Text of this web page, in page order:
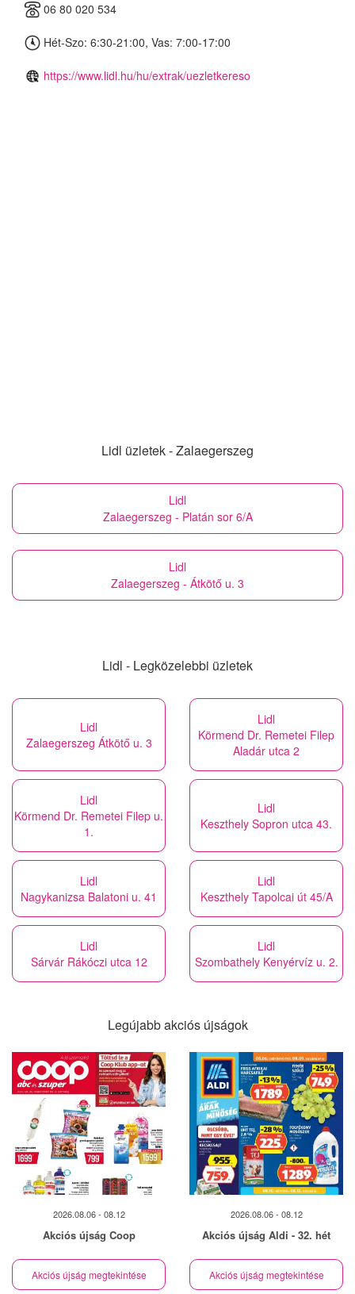
06 80 020 534
Hét-Szo: 6:30-21:00, Vas: 7:00-17:00
https://www.lidl.hu/hu/extrak/uezletkereso
Lidl üzletek - Zalaegerszeg
Lidl
Zalaegerszeg - Platán sor 6/A
Lidl
Zalaegerszeg - Átkötő u. 3
Lidl - Legközelebbi üzletek
Lidl
Zalaegerszeg Átkötő u. 3
Lidl
Körmend Dr. Remetei Filep
Aladár utca 2
Lidl
Körmend Dr. Remetei Filep u.
1.
Lidl
Keszthely Sopron utca 43.
Lidl
Nagykanizsa Balatoni u. 41
Lidl
Keszthely Tapolcai út 45/A
Lidl
Sárvár Rákóczi utca 12
Lidl
Szombathely Kenyérvíz u. 2.
Legújabb akciós újságok
2026.08.06 - 08.12
Akciós újság Coop
Akciós újság megtekintése
2026.08.06 - 08.12
Akciós újság Aldi - 32. hét
Akciós újság megtekintése